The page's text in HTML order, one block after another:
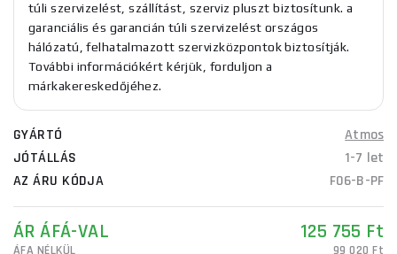
túli szervizelést, szállítást, szerviz pluszt biztosítunk. a
garanciális és garancián túli szervizelést országos
hálózatú, felhatalmazott szervizközpontok biztosítják.
További információkért kérjük, forduljon a
márkakereskedőjéhez.
GYÁRTÓ
Atmos
JÓTÁLLÁS
1-7 let
AZ ÁRU KÓDJA
F06-B-PF
ÁR ÁFÁ-VAL 125 755 Ft
ÁFA NÉLKÜL
99 020 Ft